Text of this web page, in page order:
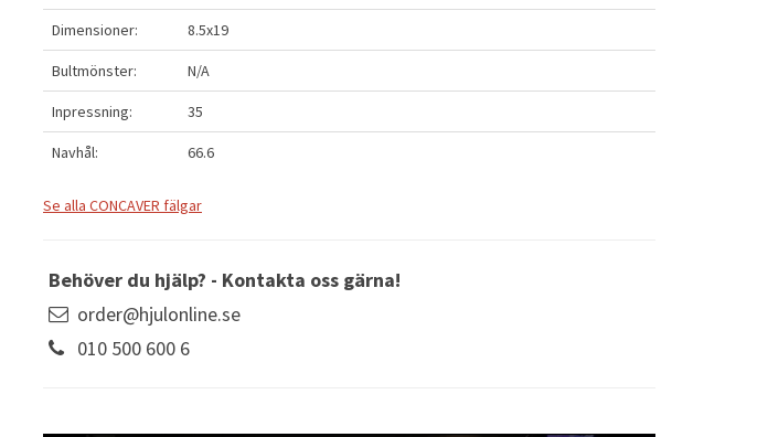
Dimensioner: 8.5x19
Bultmönster: N/A
Inpressning: 35
Navhål: 66.6
Se alla CONCAVER fälgar
Behöver du hjälp? - Kontakta oss gärna!
order@hjulonline.se
010 500 600 6